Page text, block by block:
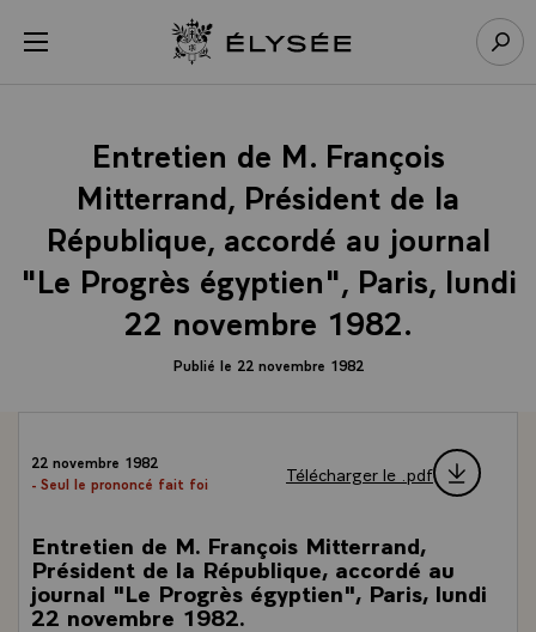
menu Retour à l’accueil Élysée
Entretien de M. François
Mitterrand, Président de la
République, accordé au journal
"Le Progrès égyptien", Paris, lundi
22 novembre 1982.
Publié le 22 novembre 1982
22 novembre 1982
- Seul le prononcé fait foi
Télécharger le .pdf
Entretien de M. François Mitterrand,
Président de la République, accordé au
journal "Le Progrès égyptien", Paris, lundi
22 novembre 1982.
Panneau de gestion des cookies